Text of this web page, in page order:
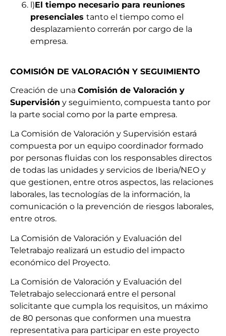
l)El tiempo necesario para reuniones
presenciales tanto el tiempo como el
desplazamiento correrán por cargo de la
empresa.
COMISIÓN DE VALORACIÓN Y SEGUIMIENTO
Creación de una Comisión de Valoración y
Supervisión y seguimiento, compuesta tanto por
la parte social como por la parte empresa.
La Comisión de Valoración y Supervisión estará
compuesta por un equipo coordinador formado
por personas fluidas con los responsables directos
de todas las unidades y servicios de Iberia/NEO y
que gestionen, entre otros aspectos, las relaciones
laborales, las tecnologías de la información, la
comunicación o la prevención de riesgos laborales,
entre otros.
La Comisión de Valoración y Evaluación del
Teletrabajo realizará un estudio del impacto
económico del Proyecto.
La Comisión de Valoración y Evaluación del
Teletrabajo seleccionará entre el personal
solicitante que cumpla los requisitos, un máximo
de 80 personas que conformen una muestra
representativa para participar en este proyecto